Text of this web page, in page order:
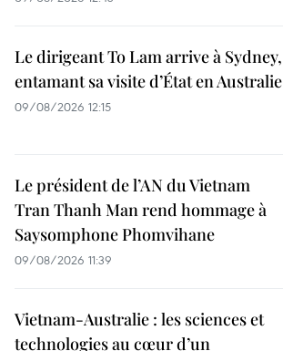
Le dirigeant To Lam arrive à Sydney,
entamant sa visite d’État en Australie
09/08/2026 12:15
Le président de l’AN du Vietnam
Tran Thanh Man rend hommage à
Saysomphone Phomvihane
09/08/2026 11:39
Vietnam-Australie : les sciences et
technologies au cœur d’un